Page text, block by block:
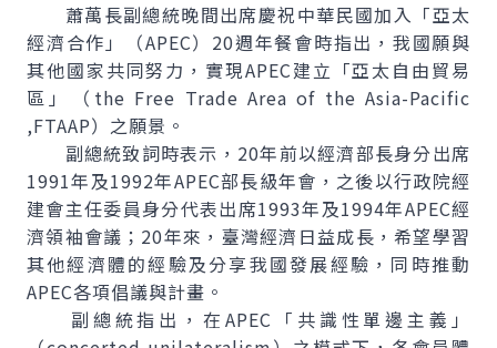
蕭萬長副總統晚間出席慶祝中華民國加入「亞太
經濟合作」（APEC）20週年餐會時指出，我國願與
其他國家共同努力，實現APEC建立「亞太自由貿易
區」（ the Free Trade Area of the Asia-Pacific
,FTAAP）之願景。
副總統致詞時表示，20年前以經濟部長身分出席
1991年及1992年APEC部長級年會，之後以行政院經
建會主任委員身分代表出席1993年及1994年APEC經
濟領袖會議；20年來，臺灣經濟日益成長，希望學習
其他經濟體的經驗及分享我國發展經驗，同時推動
APEC各項倡議與計畫。
副總統指出，在APEC「共識性單邊主義」